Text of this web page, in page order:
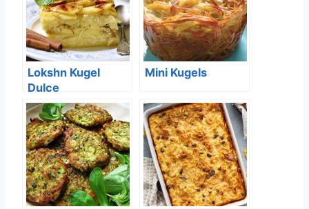
Lokshn Kugel
Dulce
Mini Kugels